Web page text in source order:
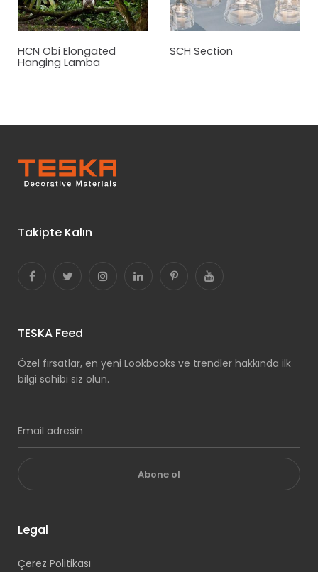
HCN Obi Elongated
Hanging Lamba
SCH Section
Takipte Kalın
TESKA Feed
Özel fırsatlar, en yeni Lookbooks ve trendler hakkında ilk
bilgi sahibi siz olun.
Abone ol
Legal
Çerez Politikası